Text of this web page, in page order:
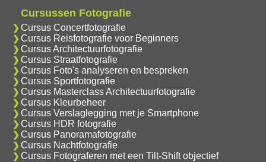
Cursussen Fotografie
Cursus Concertfotografie
Cursus Reisfotografie voor Beginners
Cursus Architectuurfotografie
Cursus Straatfotografie
Cursus Foto's analyseren en bespreken
Cursus Sportfotografie
Cursus Masterclass Architectuurfotografie
Cursus Kleurbeheer
Cursus Verslaglegging met je Smartphone
Cursus HDR fotografie
Cursus Panoramafotografie
Cursus Nachtfotografie
Cursus Fotograferen met een Tilt-Shift objectief